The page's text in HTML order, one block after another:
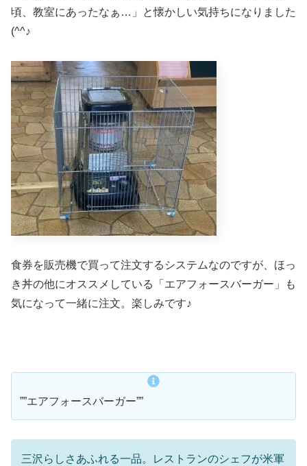
頃、教室にあったなぁ…」と懐かしい気持ちになりました
(^^♪
食券を販売機で買って注文するシステムなのですが、ほっ
き丼の他にオススメしている「エアフォースバーガー」も
気になって一緒に注文。楽しみです♪
””エアフォースバーガー””
三沢らしさあふれる一品。レストランのシェフが米軍